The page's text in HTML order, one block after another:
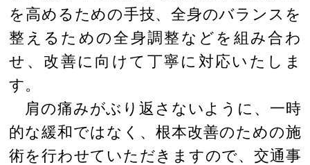
を高めるための手技、全身のバランスを
整えるための全身調整などを組み合わ
せ、改善に向けて丁寧に対応いたしま
す。
肩の痛みがぶり返さないように、一時
的な緩和ではなく、根本改善のための施
術を行わせていただきますので、交通事